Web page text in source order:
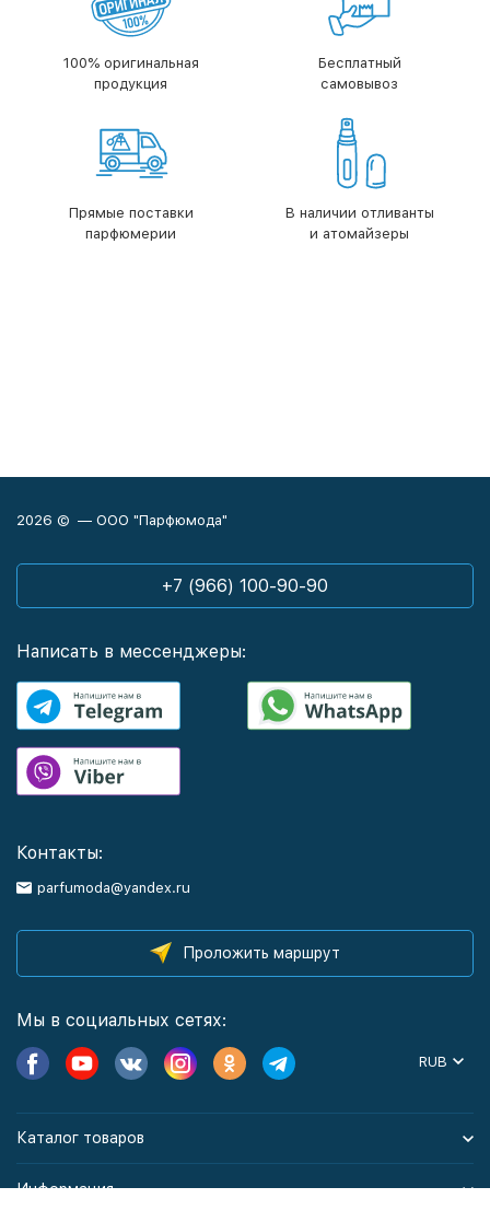
100% оригинальная
продукция
Бесплатный
самовывоз
Прямые поставки
парфюмерии
В наличии отливанты
и атомайзеры
2026 © — ООО "Парфюмода"
+7 (966) 100-90-90
Написать в мессенджеры:
Контакты:
parfumoda@yandex.ru
Проложить маршрут
Мы в социальных сетях:
RUB
Каталог товаров
Информация